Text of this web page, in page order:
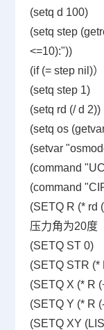
(setq d 100)
(setq step
<=10):"))
(if (= step nil)）
(setq step 1)
(setq rd (/ d 2))
(setq os
(setvar
(command
(command
(SETQ R (* rd
压力角为20度
(SETQ ST 0)
(SETQ STR (*
(SETQ X (* R
(SETQ Y (* R
(SETQ XY